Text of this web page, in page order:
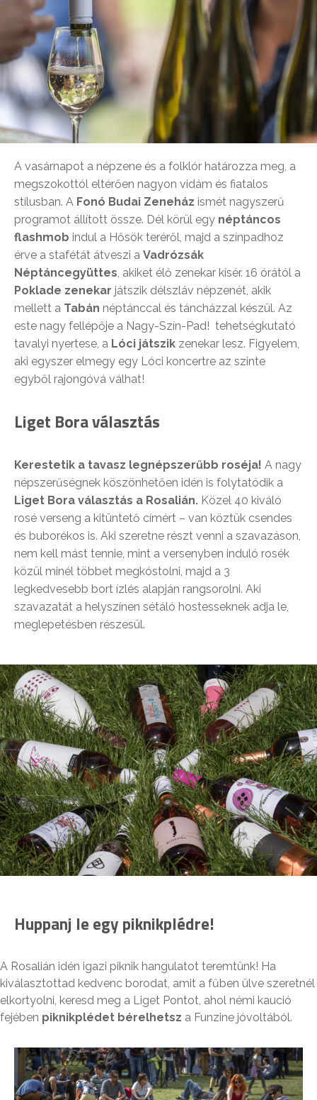
A vasárnapot a népzene és a folklór határozza meg, a
megszokottól eltérően nagyon vidám és fiatalos
stílusban. A Fonó Budai Zeneház ismét nagyszerű
programot állított össze. Dél körül egy néptáncos
flashmob indul a Hősök teréről, majd a színpadhoz
érve a stafétát átveszi a Vadrózsák
Néptáncegyüttes, akiket élő zenekar kísér. 16 órától a
Poklade zenekar játszik délszláv népzenét, akik
mellett a Tabán néptánccal és táncházzal készül. Az
este nagy fellépője a Nagy-Szín-Pad! tehetségkutató
tavalyi nyertese, a Lóci játszik zenekar lesz. Figyelem,
aki egyszer elmegy egy Lóci koncertre az szinte
egyből rajongóvá válhat!
Liget Bora választás
Kerestetik a tavasz legnépszerűbb roséja! A nagy
népszerűségnek köszönhetően idén is folytatódik a
Liget Bora választás a Rosalián. Közel 40 kiváló
rosé verseng a kitüntető címért – van köztük csendes
és buborékos is. Aki szeretne részt venni a szavazáson,
nem kell mást tennie, mint a versenyben induló rosék
közül minél többet megkóstolni, majd a 3
legkedvesebb bort ízlés alapján rangsorolni. Aki
szavazatát a helyszínen sétáló hostesseknek adja le,
meglepetésben részesül.
Huppanj le egy piknikplédre!
A Rosalián idén igazi piknik hangulatot teremtünk! Ha
kiválasztottad kedvenc borodat, amit a fűben ülve szeretnél
elkortyolni, keresd meg a Liget Pontot, ahol némi kaució
fejében piknikplédet bérelhetsz a Funzine jóvoltából.